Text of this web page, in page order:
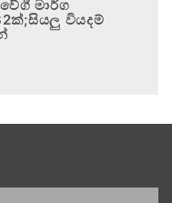
මාර්ග
වියදම්